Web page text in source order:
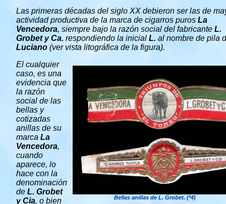
Las primeras décadas del siglo XX debieron ser las de
actividad productiva de la marca de cigarros puros La
Vencedora, siempre bajo la razón social del fabricante L.
Grobet y Ca. respondiendo la inicial L. al nombre de pila
Luciano (ver vista litográfica de la figura).
Bellas anillas de L. Grobet. (*4)
El cualquier
caso, es una
evidencia que
la razón
social de las
bellas y
cotizadas
anillas de su
marca La
Vencedora,
cuando
aparece, lo
hace con la
denominación
de L. Grobet
y Cia. o bien